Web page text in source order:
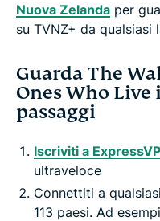
Nuova Zelanda per
su TVNZ+ da qualsiasi
Guarda The
Ones Who
passaggi
Iscriviti a
ultraveloce
Connettiti a
113 paesi. Ad